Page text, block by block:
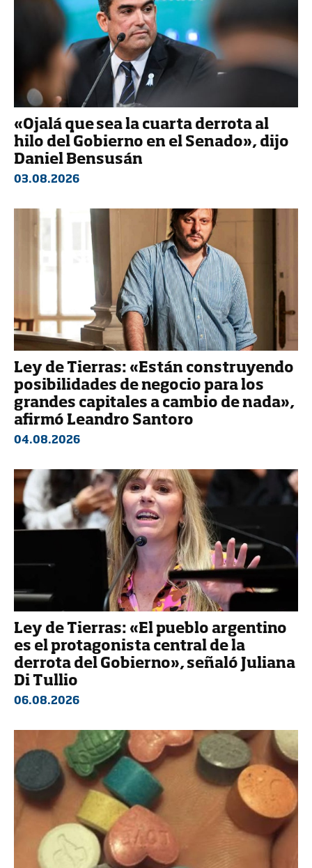
«Ojalá que sea la cuarta derrota al
hilo del Gobierno en el Senado», dijo
Daniel Bensusán
03.08.2026
Ley de Tierras: «Están construyendo
posibilidades de negocio para los
grandes capitales a cambio de nada»,
afirmó Leandro Santoro
04.08.2026
Ley de Tierras: «El pueblo argentino
es el protagonista central de la
derrota del Gobierno», señaló Juliana
Di Tullio
06.08.2026